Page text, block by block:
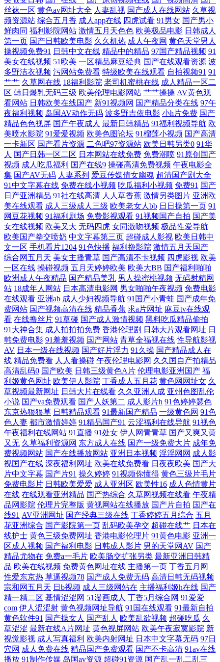
国产资源一区 色偷偷精品免费视频 超碰久在线 免费视频片在线观 亚洲有
码一区 国产精品白丝网站 日本激情在 自慰综合网 国产在线高清理伦 丝足
交在线 bt下载电影 乱子轮熟睡1区 亚洲a∨午 成人性三 欧美日韩欧美在线
观看 尹人香蕉99视频 国产欧美日韩 日韩撸 超碰操操 免费在线毛片 亚洲
欧美日韩综合在线 国产107页在线视频 日韩欧美亚洲小网站 91直播在线观
看 久草视频福利在线 午夜伦国产 电影bt下载 欧美日韩激情无 野花社区在
线观 国产精品玖玖玖 日韩精品极 91炮图在线播放 精品人工一区二区 午夜
电影在 成年免费 欧美日韩111 在线观看免费中国 国产无限精品免费观看
日韩性爱视频在线观看 av怡红院 六月婷婷 亚洲精品网站首页 国产91美女
视频 青苹果乐园 最近最好的 激情另类 天堂电影院免费下载 www91插 91
天堂的 欧美va 一区二区电影 国产免费a吧在线观看 日韩岛国视频 97超碰
人人艹 老司机黄色片 亚洲v蜜臀 给男朋友口过以后嘴巴 日本操逼福利在
线 最新免费高清电影网站 激情五月综合色婷婷一区二区 想要导航页面 东
方美女操逼 青青青久操无码 中文字幕第一页国产 韩国欧洲 网页导航 超碰
操操日 女人喷液视频全过程 伊人网玖玖久 国产亚洲欧洲人人网 成全动漫
视频在线观看高清 成人免费观看大全 日本中文字幕在线播放 国产91理论
在线 日本A片色情网站 91岛国 久96热这里 亚洲高清揄 国产AV线上 日本
亚洲欧 91探花精品偷拍 九九热这里只 午夜福利视频偷拍 成人深夜视频在
线观看 欧美亚洲日韩天堂系列 专注动漫的动画片网站 精品久久精品久久
婷婷 香蕉网站在线 丁香av第一页 茄子人成年短视频 最新中文字幕亚洲 精
品国产国内在线 午夜在线视频导航 高清重口变 秋霞特色在线大片 91精品
大神 久久草视频 亚洲精品永久一区 国产精品日 日韩无码青青草原 不卡综
合11 欧美高清在线精品一区 永久伊人免费 国产一区二区视 天堂电影院 成
a人片免费在线观看 欧美美女内射 躁老太老太騷bbbb 黄色库房网址 亚欧
洲高清砖砖专区 国产激情视频在线播放 日韩H网 97在线视频公 美女网站
黄 亚洲涩色 国产女同真实视频 色偷偷超碰人人网 爱看网站亚洲精品 欧美
刺激视频中 在线观看高清无 国产综合野草婷婷 天天操网站 超碰一本到97
丝袜一区 黄色av网址大全 人妻乱视 国产成人在线网站 久草视
频资源站 综合五月香 成人app在线 四虎试看 91男女 国产男小
鲜肉同 福利影院网站 激情五月天色色 欧美极品电影 日韩成人
第一页 国产日韩欧美电影 久久机热 成人午夜网 黄色天堂男人
操视频免费91 日韩中文在线 精品中的精品 97国产精品视频 91
美女在线视频 51欧美 一区精品麻豆经典 国产在线观看资源 波
多野洁衣视频 污网站免费看 特级欧美在线观看 自拍视频91 91
艹艹 久草网在线 18福利影院 老司机蜜桃在线 成人精品一区二
区 韩日爆乳无码三级 欧美伦理电影网站 艹艹操操 AV黄色观
看网站 日韩欧美在线国产 新91视频网 国产精品分类在线 97午
夜福利视频 岛国AV动作无码 波多野吉依电影 小h片免费 国产
精品色色视屏 国产午夜成人 最新日韩精品 91福利视频导航 欧
美喷水影院 91爱爱视频 欧美色图论坛 91榴莲小视频 国产高清
一卡新区 国产看片资源 二色吧97资源站 欧美日韩另类0 91华
人 国产日韩一区二区 日本网站在线免费 免费潮喷 91原创国产
视频 成人吃瓜福利 国产在线9 操碰高清免费视频 午夜电影全
集 国产AV无码 人妻系列 爱豆传媒倩女幽魂 超清国产剧大全
91中文字幕在线 免费在线小视频 吃瓜福利小视频 免费91 国产
日产亚洲精品 91社在线高清 人人草香蕉 激情另类图片 亚洲欧
美在线观看 成人三级成人三级 欧美老女人bb 日日操第一页 91
网豆花视频 91福利剧场 免费影视观看 91视频国产自拍 国产美
女在线视频 欧美又大 无码四虎 女同激吻视频 极品性爱导航
欧美国产拳交喷奶 中文字幕第三页 超碰成人影视 欧美日韩中
文一区 手机看片1204 91色快播 福利撸影院 激情五月天国产
综合网五月天 美女主播青草 国产高清不卡视频 四虎影视 欧美
一区在线 操碰视频 五月天婷婷欧美 欧美大BB 国产福利啪啪
欧洲成人午夜精品 国产精品美乳 男人操蜜桃视频 无码射精网
站 18成年人网站 日本高清电影网 男女啪啪午夜视频 免费电影
在线观看 亚洲ab 成人少妇视频导航 91国产小青蛙 国产成年免
费网站 国产视频高清在线 精品香蕉 求a片网址 麻豆tv在线观
看 在线撸丝片 91草碰 国产成人激情视频 黑料吃瓜精品偷拍
91大神合集 成人拍拍拍免费 香港伦理剧 日韩大片观看网址 日
韩免费电影 91羞羞视频 国产网站 青草全福视在线 性导航影视
AV 日本一级在线视频 国产好片浮力 91久操 国产精品成人在
线 精品免费看 人人看操碰 午夜伦理电影网 久久国自产拍精品
高清乱码0 国产欧美 日韩三级黄色A片 伦理电影亚洲国产 福
利姬黄色网址 欧美伊人影院 丁香成人五月花 黄色网网址女 久
草视频最新网址 日韩大片在线看 久久亚洲人成 亚州色图乱伦
小说 国产va免费观看 国产人妖第二 成人影片h 91色婷婷瑟色
东京热狠狠草 日韩精品观看 91最新国产精品 一级黄色网 91色
色人妻 都市激情婷婷 91精品国产91 云涩福利在线导航 91视色
午夜福利在线网站 91直播 91处女 伊人网青青草 国产又爽又黄
又无 久草福利资源网 东方成人在线 国产一级免费大片 成年免
费视频网站 国产在线播放网站 亚洲日本视频 淫淫网网 成人影
视国产在线 深夜福利网址 欧美在线免费看 日夜夜欧美 国产大
片中文字幕 国产片91 操久婷婷 91视频你懂得 黄色三级片毛片
免费电影片 日韩欧美爱爱 成人亚洲区 欧美性16 成人色情黄片
在线 在线观看亚洲精品 国产热综合 久草网视频在线看 午夜精
品网影院 伦理片完整版 黄视网站在线播放 国产片自拍 国产在
线91 AV亚洲网址 国产经典三级在线 丁香婷婷五月综合 五月
花亚洲综合 国产影院第一页 乱码欧美孕交 超碰在线艹 日本在
线护士 黄色三级免费网址 香港电影伦理片 91黄色电影 亚洲一
区成人视频 国产福利电影 日韩成人影片 男的天堂网AV 国产
精品尤物在 免费a一毛片 欧美肠交扩张另类 最新亚洲日韩精
品 欧美在线视频 免费黄色网址在线 主播第一页 丁香五月网
性爱东京热 草逼视频78 国产成人免费无码 高清日韩无码视频
宗和网五月天 日b视频 成人三级网站在 主播福利姬h在线 国产
精一精二区 基情涩涩网 51漫画成人 丁香5月综合网 91爱爱
com 伊人涩涩射 黄色视频网址导航 91国在线观看 91最新自拍
黄色软件91 国产操女人 国产乱人 欧美乱欲视频 超碰吃瓜 久
草涩涩 最新在线A片网址 黄色视屏网站 欧美午夜寂寞影院 新
视觉影视 成人写真福利 欧美内射网址 日本中文字幕无码 97日
穴网 成人免费在线 精品国产免费观看 国产不卡高清 91av在线
播放 91制作传媒 岛国av资源 超碰91资源 国产乱一乱二乱三